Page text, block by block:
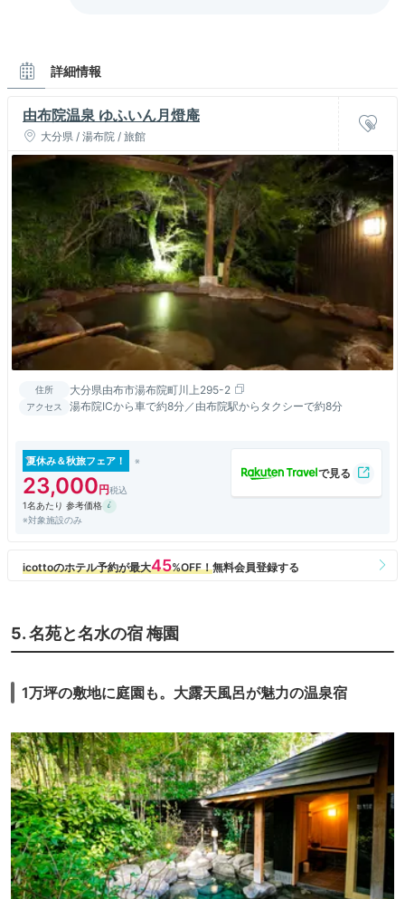
詳細情報
由布院温泉 ゆふいん月燈庵
大分県 / 湯布院 / 旅館
住所 大分県由布市湯布院町川上295-2
アクセス 湯布院ICから車で約8分／由布院駅からタクシーで約8分
夏休み＆秋旅フェア！
23,000
1名あたり 参考価格
※対象施設のみ
5. 名苑と名水の宿 梅園
1万坪の敷地に庭園も。大露天風呂が魅力の温泉宿